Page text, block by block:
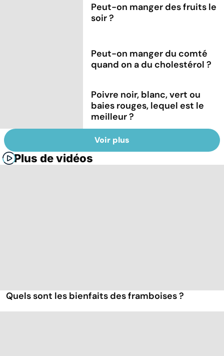
Peut-on manger des fruits le
soir ?
Peut-on manger du comté
quand on a du cholestérol ?
Poivre noir, blanc, vert ou
baies rouges, lequel est le
meilleur ?
Voir plus
Plus de vidéos
Quels sont les bienfaits des framboises ?